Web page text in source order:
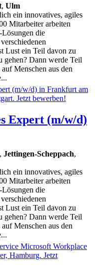
, Ulm
ein innovatives, agiles
Mitarbeiter arbeiten
die
Lust ein Teil davon zu
gehen? Dann werde Teil
Menschen aus den
Expert (m/w/d)
, Jettingen-Scheppach,
ein innovatives, agiles
Mitarbeiter arbeiten
die
Lust ein Teil davon zu
gehen? Dann werde Teil
Menschen aus den